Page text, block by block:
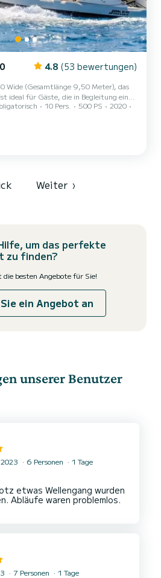
4.8 (53 bewertungen)
Wide (Gesamtlänge 9,50 Meter), das
ideal für Gäste, die in Begleitung eines
auf einem leistungsstarken
Die maximale Kapazität
vom Alter. Wir empfehlen
überschreiten, um nicht zu beengt zu
950 ist mit großen Räumen,
10 Pers. 500 PS
2020
Weiter ›
um das perfekte
zu finden?
besten Angebote für Sie!
ein Angebot an
unserer Benutzer
6 Personen 1 Tage
etwas Wellengang wurden
Abläufe waren problemlos.
7 Personen 1 Tage